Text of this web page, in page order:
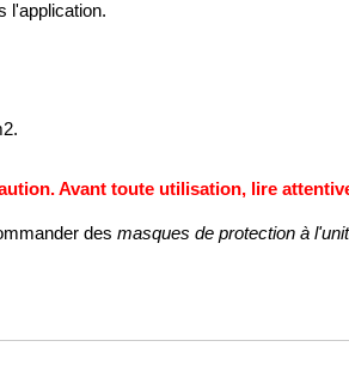
l'application.
Avant toute utilisation, lire
des masques de protection à l'